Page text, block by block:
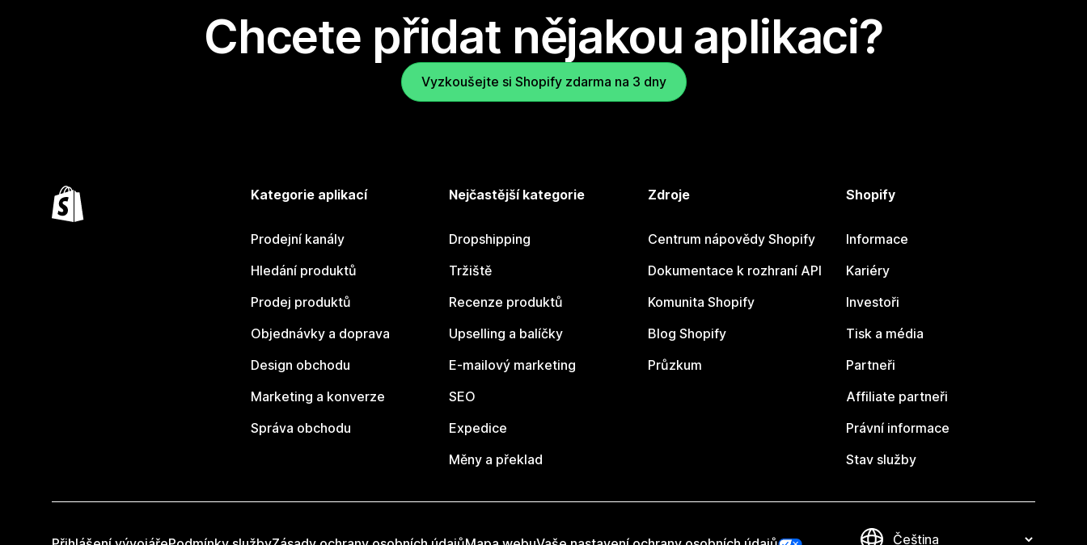
Chcete přidat nějakou aplikaci?
Vyzkoušejte si Shopify zdarma na 3 dny
Kategorie aplikací
Prodejní kanály
Hledání produktů
Prodej produktů
Objednávky a doprava
Design obchodu
Marketing a konverze
Správa obchodu
Nejčastější kategorie
Dropshipping
Tržiště
Recenze produktů
Upselling a balíčky
E-mailový marketing
SEO
Expedice
Měny a překlad
Zdroje
Centrum nápovědy Shopify
Dokumentace k rozhraní API
Komunita Shopify
Blog Shopify
Průzkum
Shopify
Informace
Kariéry
Investoři
Tisk a média
Partneři
Affiliate partneři
Právní informace
Stav služby